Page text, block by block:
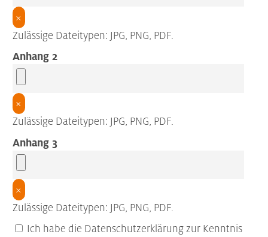
×
Zulässige Dateitypen: JPG, PNG, PDF.
Anhang 2
×
Zulässige Dateitypen: JPG, PNG, PDF.
Anhang 3
×
Zulässige Dateitypen: JPG, PNG, PDF.
Ich habe die Datenschutzerklärung zur Kenntnis